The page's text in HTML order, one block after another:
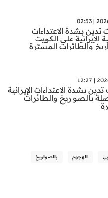
2026-
تُدين بشدة الاعتداءات
الإيرانية على الكويت
والطائرات المسيّرة
2026-
تدين بشدة الاعتداءات الإيرانية
بالصواريخ والطائرات
الهجوم بالصواريخ